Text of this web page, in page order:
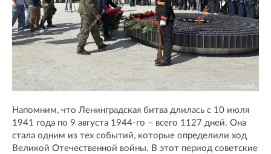
Напомним, что Ленинградская битва длилась с 10 июля
1941 года по 9 августа 1944-го – всего 1127 дней. Она
стала одним из тех событий, которые определили ход
Великой Отечественной войны. В этот период советские